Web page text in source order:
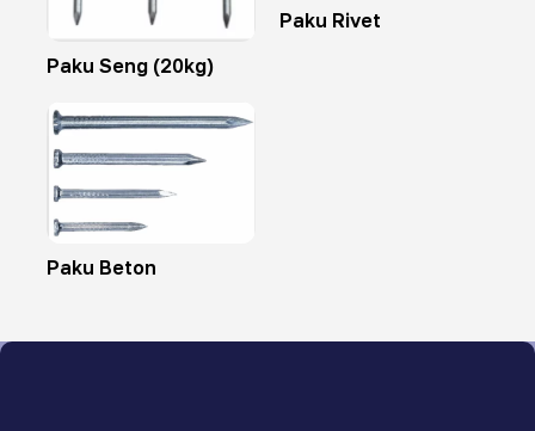
Paku Seng (20kg)
Paku Rivet
Paku Beton